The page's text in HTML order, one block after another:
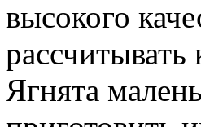
высокого
Ягнята